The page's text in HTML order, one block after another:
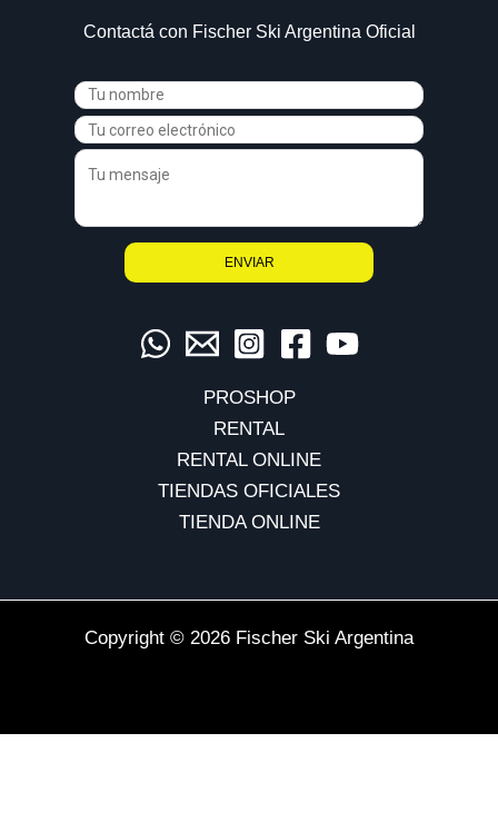
Contactá con Fischer Ski Argentina Oficial
PROSHOP
RENTAL
RENTAL ONLINE
TIENDAS OFICIALES
TIENDA ONLINE
Copyright © 2026 Fischer Ski Argentina